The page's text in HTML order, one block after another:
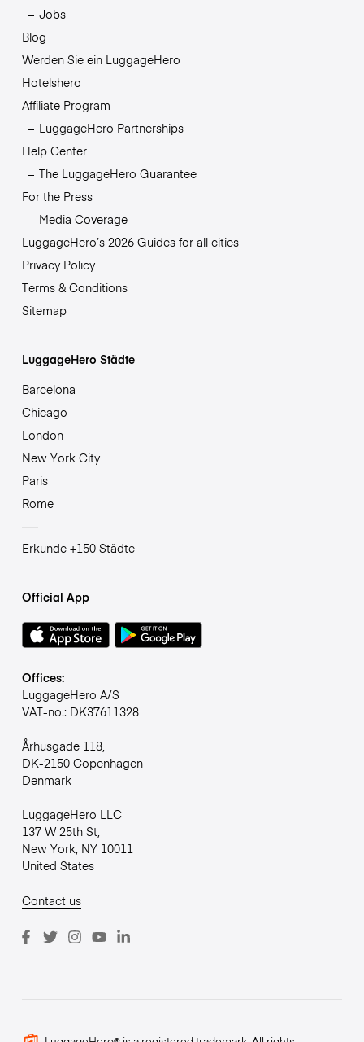
Jobs
Blog
Werden Sie ein LuggageHero
Hotelshero
Affiliate Program
LuggageHero Partnerships
Help Center
The LuggageHero Guarantee
For the Press
Media Coverage
LuggageHero’s 2026 Guides for all cities
Privacy Policy
Terms & Conditions
Sitemap
LuggageHero Städte
Barcelona
Chicago
London
New York City
Paris
Rome
Erkunde +150 Städte
Official App
Offices:
LuggageHero A/S
VAT-no.: DK37611328
Århusgade 118,
DK-2150 Copenhagen
Denmark
LuggageHero LLC
137 W 25th St,
New York, NY 10011
United States
Contact us